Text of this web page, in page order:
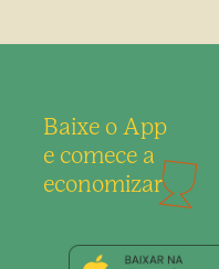
Baixe o App
e comece a
economizar